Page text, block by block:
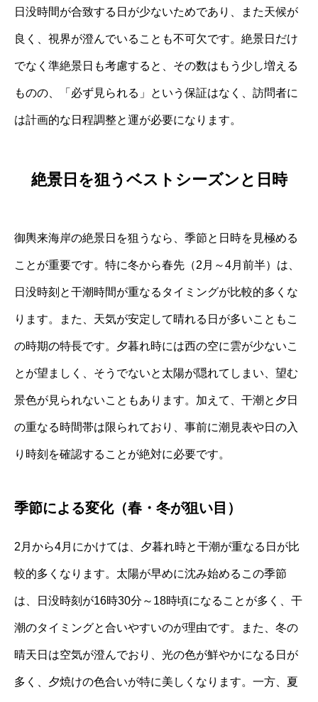
日没時間が合致する日が少ないためであり、また天候が
良く、視界が澄んでいることも不可欠です。絶景日だけ
でなく準絶景日も考慮すると、その数はもう少し増える
ものの、「必ず見られる」という保証はなく、訪問者に
は計画的な日程調整と運が必要になります。
絶景日を狙うベストシーズンと日時
御輿来海岸の絶景日を狙うなら、季節と日時を見極める
ことが重要です。特に冬から春先（2月～4月前半）は、
日没時刻と干潮時間が重なるタイミングが比較的多くな
ります。また、天気が安定して晴れる日が多いこともこ
の時期の特長です。夕暮れ時には西の空に雲が少ないこ
とが望ましく、そうでないと太陽が隠れてしまい、望む
景色が見られないこともあります。加えて、干潮と夕日
の重なる時間帯は限られており、事前に潮見表や日の入
り時刻を確認することが絶対に必要です。
季節による変化（春・冬が狙い目）
2月から4月にかけては、夕暮れ時と干潮が重なる日が比
較的多くなります。太陽が早めに沈み始めるこの季節
は、日没時刻が16時30分～18時頃になることが多く、干
潮のタイミングと合いやすいのが理由です。また、冬の
晴天日は空気が澄んでおり、光の色が鮮やかになる日が
多く、夕焼けの色合いが特に美しくなります。一方、夏